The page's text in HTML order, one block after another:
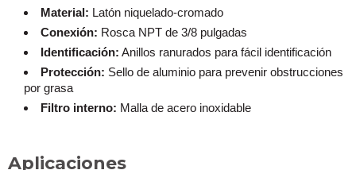
Material: Latón niquelado-cromado
Conexión: Rosca NPT de 3/8 pulgadas
Identificación: Anillos ranurados para fácil identificación
Protección: Sello de aluminio para prevenir obstrucciones
por grasa
Filtro interno: Malla de acero inoxidable
Aplicaciones